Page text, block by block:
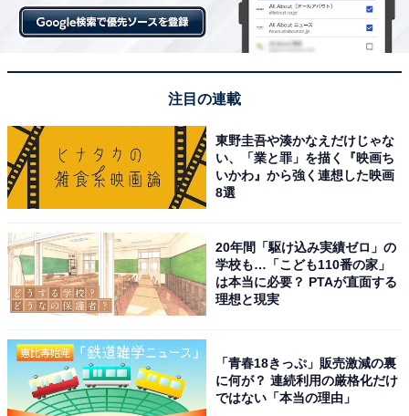
注目の連載
東野圭吾や湊かなえだけじゃな
い、「業と罪」を描く『映画ち
いかわ』から強く連想した映画
8選
20年間「駆け込み実績ゼロ」の
学校も…「こども110番の家」
は本当に必要？ PTAが直面する
理想と現実
「青春18きっぷ」販売激減の裏
に何が？ 連続利用の厳格化だけ
ではない「本当の理由」